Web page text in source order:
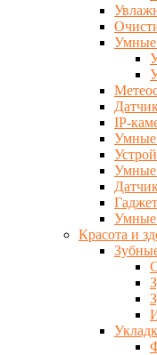
Умные
IP-
Умные
Умные
Умные
Красота и